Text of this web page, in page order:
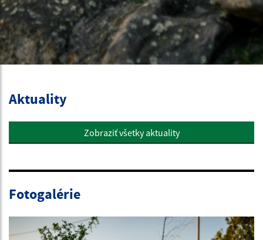
Aktuality
Zobraziť všetky aktuality
Fotogalérie